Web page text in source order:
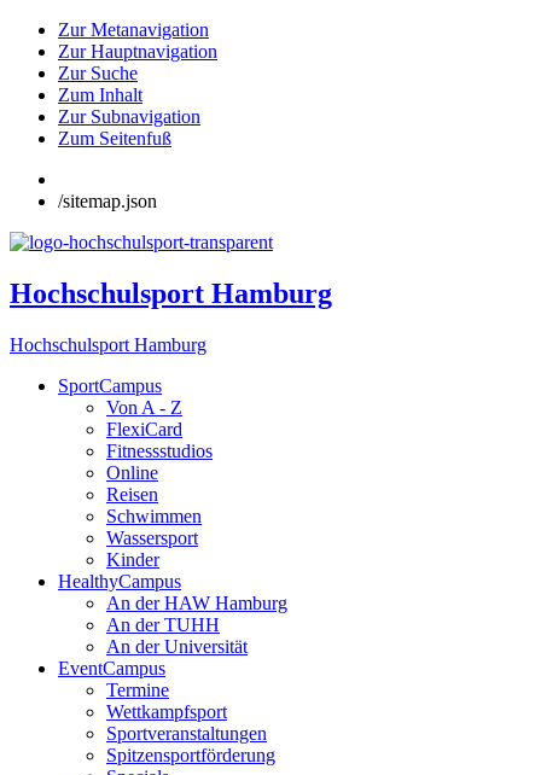
Zur Metanavigation
Zur Hauptnavigation
Zur Suche
Zum Inhalt
Zur Subnavigation
Zum Seitenfuß
/sitemap.json
Hochschulsport Hamburg
Hochschulsport Hamburg
SportCampus
Von A - Z
FlexiCard
Fitnessstudios
Online
Reisen
Schwimmen
Wassersport
Kinder
HealthyCampus
An der HAW Hamburg
An der TUHH
An der Universität
EventCampus
Termine
Wettkampfsport
Sportveranstaltungen
Spitzensportförderung